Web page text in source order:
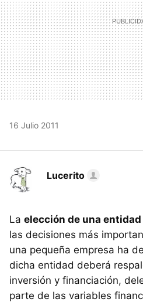
16 Julio 2011
Lucerito
La elección de una
las decisiones más
una pequeña empresa ha
dicha entidad deberá
inversión y financiación,
parte de las variables